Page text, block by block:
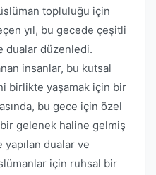
topluluğu için
yıl, bu gecede çeşitli
dualar düzenledi.
insanlar, bu kutsal
birlikte yaşamak için bir
bu gece için özel
gelenek haline gelmiş
dualar ve
için ruhsal bir